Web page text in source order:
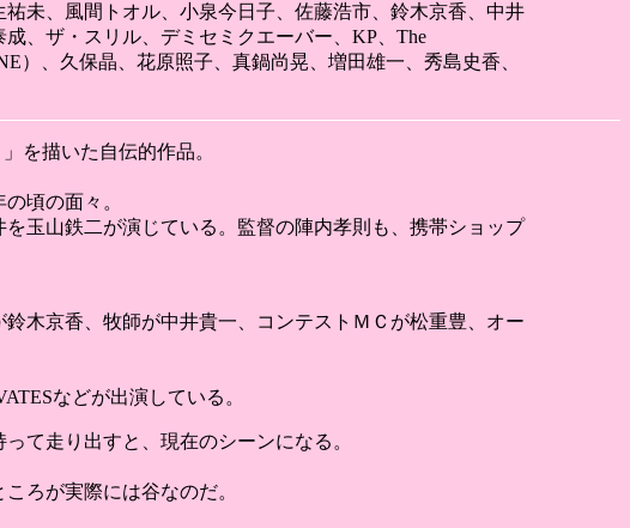
未、風間トオル、小泉今日子、佐藤浩市、鈴木京香、中井
、ザ・スリル、デミセミクエーバー、KP、The
）、久保晶、花原照子、真鍋尚晃、増田雄一、秀島史香、
を描いた自伝的作品。
頃の面々。
玉山鉄二が演じている。監督の陣内孝則も、携帯ショップ
木京香、牧師が中井貴一、コンテストＭＣが松重豊、オー
などが出演している。
て走り出すと、現在のシーンになる。
ろが実際には谷なのだ。